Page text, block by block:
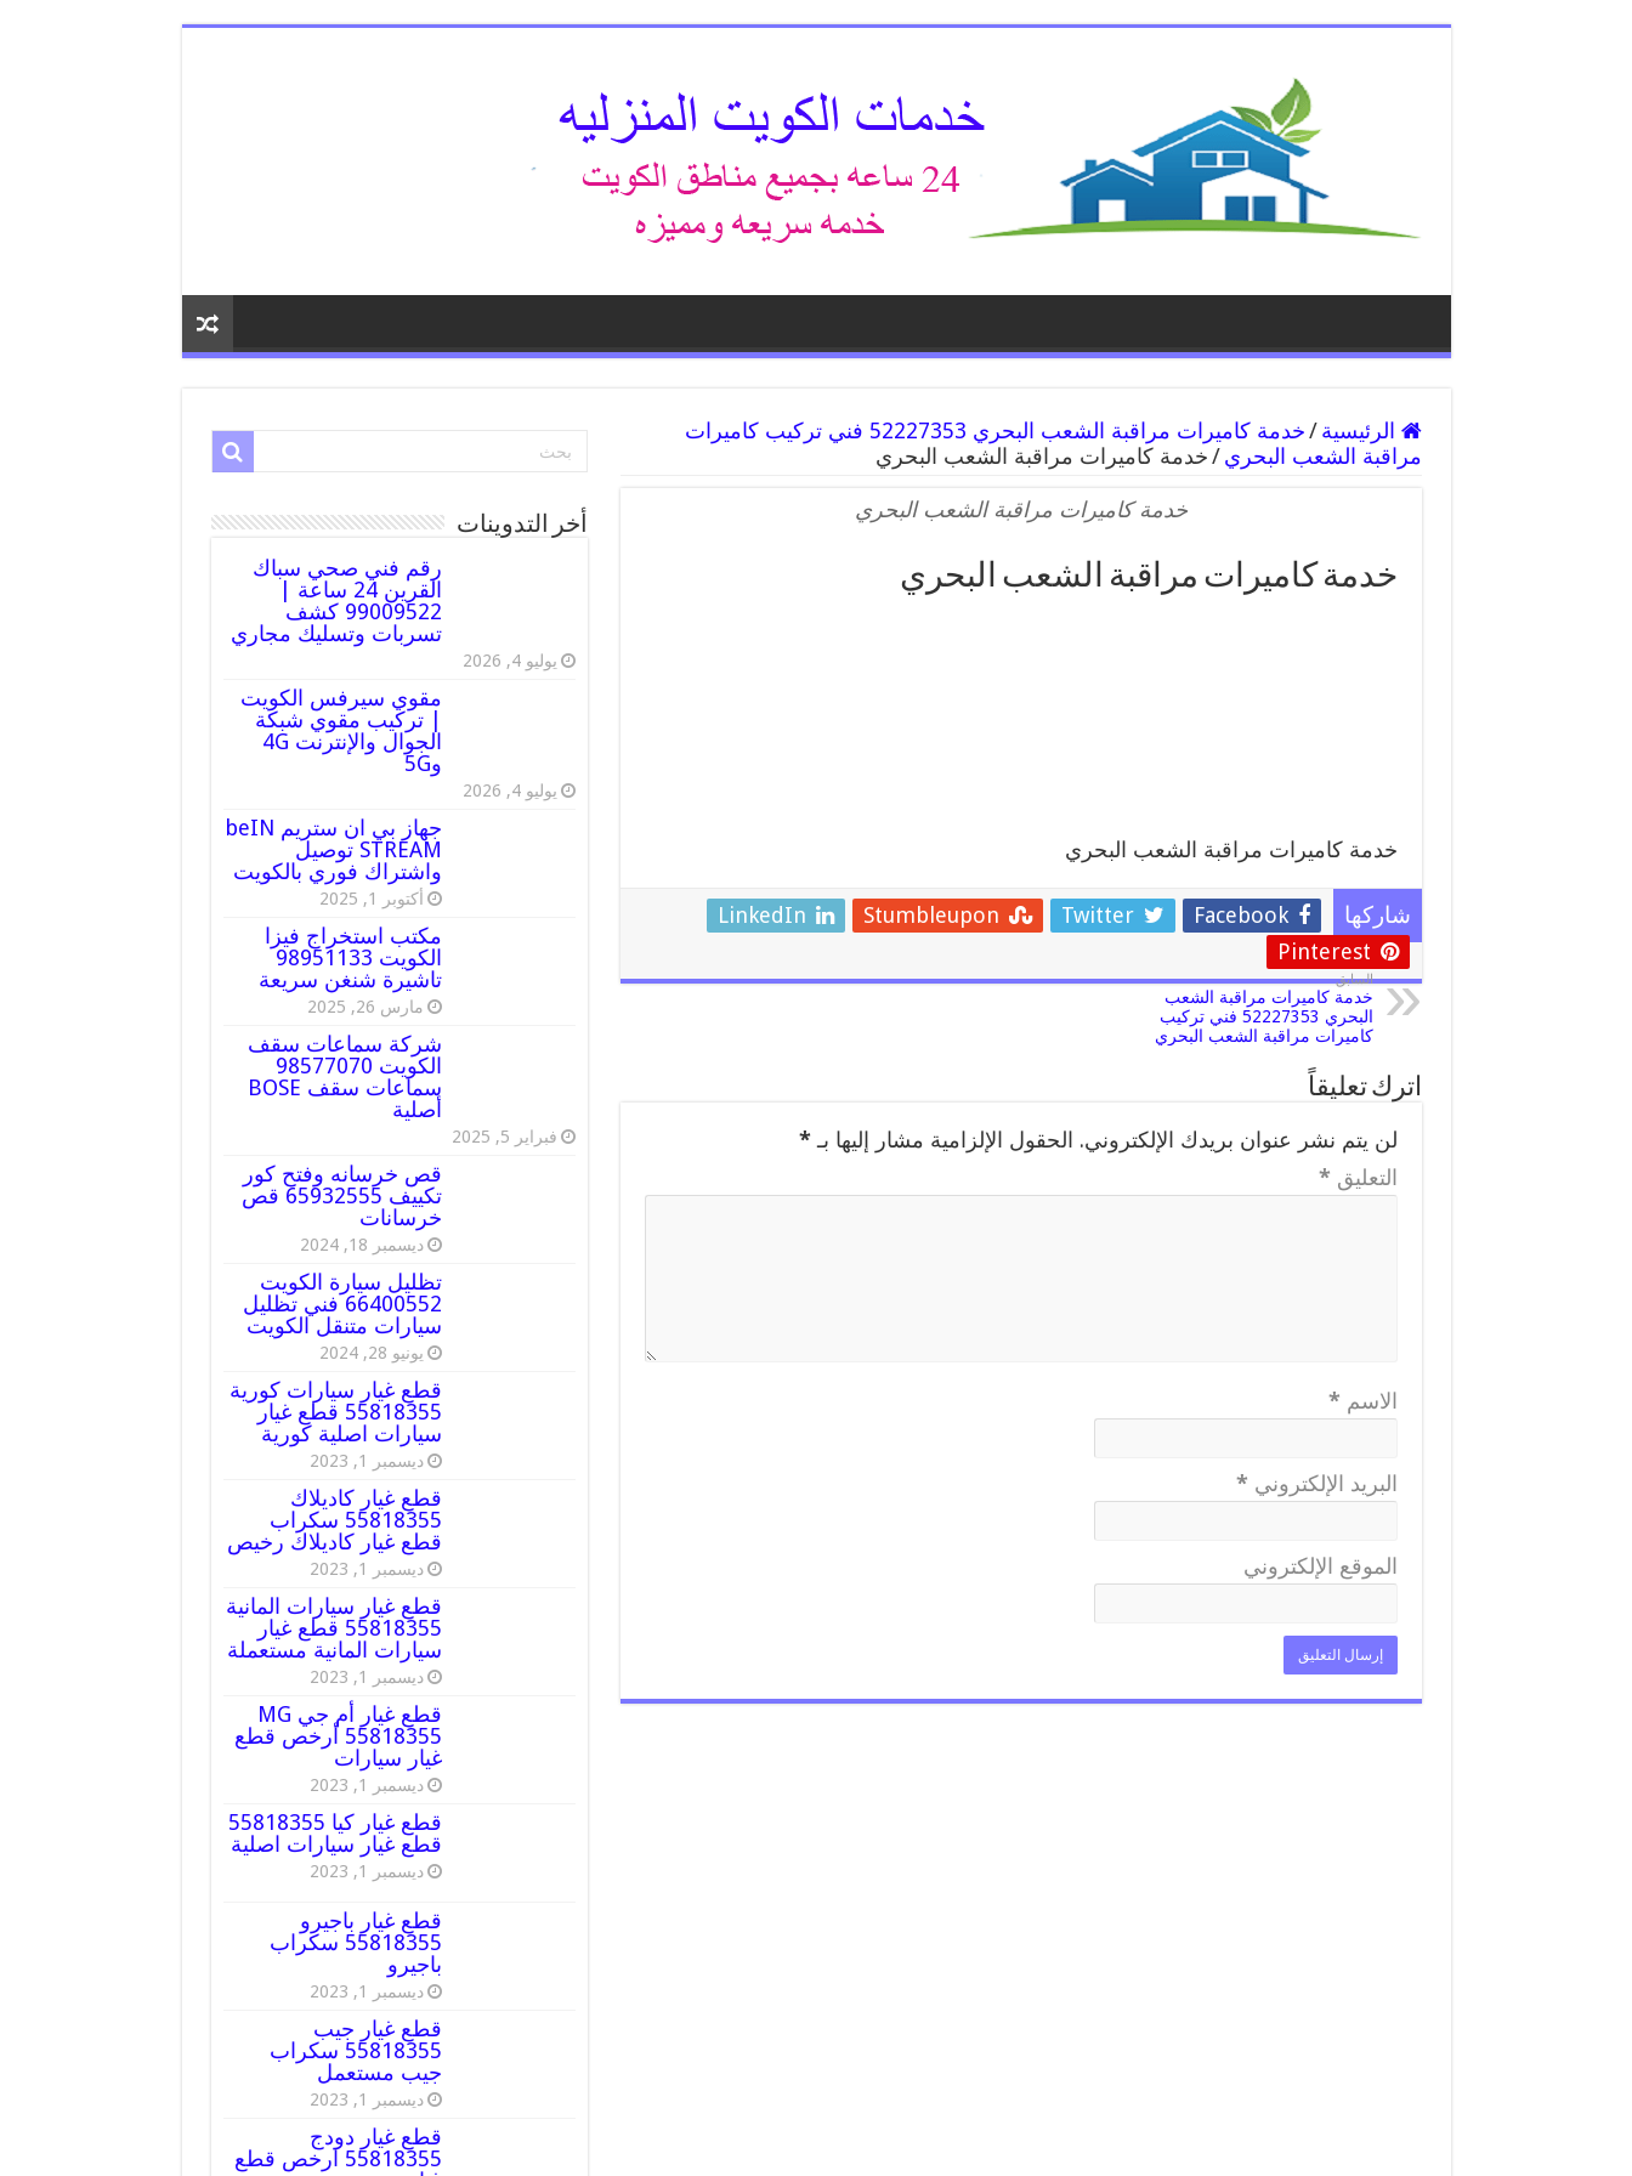
الرئيسية /
خدمة كاميرات مراقبة الشعب البحري 52227353 فني تركيب كاميرات
مراقبة الشعب البحري /خدمة كاميرات مراقبة الشعب البحري
خدمة كاميرات مراقبة الشعب البحري
خدمة كاميرات مراقبة الشعب البحري
خدمة كاميرات مراقبة الشعب البحري
شاركها Facebook
Twitter
Stumbleupon
LinkedIn
Pinterest
السابق
خدمة كاميرات مراقبة الشعب
البحري 52227353 فني تركيب
كاميرات مراقبة الشعب البحري
اترك تعليقاً
لن يتم نشر عنوان بريدك الإلكتروني. الحقول الإلزامية مشار إليها بـ*
التعليق *
الاسم *
البريد الإلكتروني *
الموقع الإلكتروني
أخر التدوينات
رقم فني صحي سباك
القرين 24 ساعة |
99009522 كشف
تسربات وتسليك مجاري
يوليو 4, 2026
مقوي سيرفس الكويت
| تركيب مقوي شبكة
الجوال والإنترنت 4G
و5G
يوليو 4, 2026
جهاز بي ان ستريم beIN
STREAM توصيل
واشتراك فوري بالكويت
أكتوبر 1, 2025
مكتب استخراج فيزا
الكويت 98951133
تاشيرة شنغن سريعة
مارس 26, 2025
شركة سماعات سقف
الكويت 98577070
سماعات سقف BOSE
أصلية
فبراير 5, 2025
قص خرسانه وفتح كور
تكييف 65932555 قص
خرسانات
ديسمبر 18, 2024
تظليل سيارة الكويت
66400552 فني تظليل
سيارات متنقل الكويت
يونيو 28, 2024
قطع غيار سيارات كورية
55818355 قطع غيار
سيارات اصلية كورية
ديسمبر 1, 2023
قطع غيار كاديلاك
55818355 سكراب
قطع غيار كاديلاك رخيص
ديسمبر 1, 2023
قطع غيار سيارات المانية
55818355 قطع غيار
سيارات المانية مستعملة
ديسمبر 1, 2023
قطع غيار أم جي MG
55818355 أرخص قطع
غيار سيارات
ديسمبر 1, 2023
قطع غيار كيا 55818355
قطع غيار سيارات اصلية
ديسمبر 1, 2023
قطع غيار باجيرو
55818355 سكراب
باجيرو
ديسمبر 1, 2023
قطع غيار جيب
55818355 سكراب
جيب مستعمل
ديسمبر 1, 2023
قطع غيار دودج
55818355 ارخص قطع